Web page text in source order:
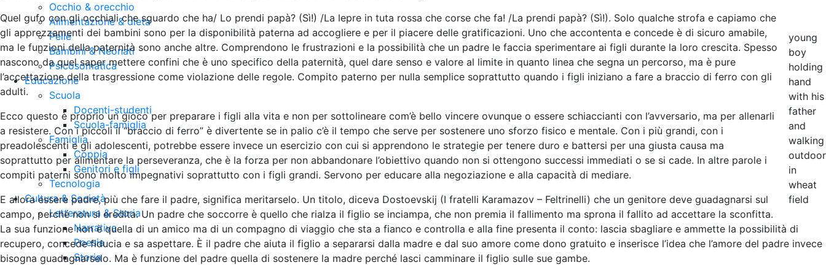
Occhio & orecchio
Alimentazione & dieta
Pelle
Bambini & Neonati
Psicosomatica
Educazione
Scuola
Docenti-studenti
Scuola-famiglia
Famiglia
Coppia
Genitori e figli
Tecnologia
Cultura & Società
Letteratura & Storia
Narrativa
Poesia
Storia
young
boy
holding
hand
with his
father
and
walking
outdoor
in
wheat
field
Quel gufo con gli occhiali che sguardo che ha/ Lo prendi papà? (Sì!) /La lepre in tuta rossa che corse che fa! /La prendi papà? (Sì!). Solo qualche strofa e capiamo che
gli apprezzamenti dei bambini sono per la disponibilità paterna ad accogliere e per il piacere delle gratificazioni. Uno che accontenta e concede è di sicuro amabile,
ma le funzioni della paternità sono anche altre. Comprendono le frustrazioni e la possibilità che un padre le faccia sperimentare ai figli durante la loro crescita. Spesso
nascono da quel saper mettere confini che è uno specifico della paternità, quel dare senso e valore al limite in quanto linea che segna un percorso, ma è pure
l’accettazione della trasgressione come violazione delle regole. Compito paterno per nulla semplice soprattutto quando i figli iniziano a fare a braccio di ferro con gli
adulti.
Ecco questo è proprio un gioco per preparare i figli alla vita e non per sottolineare com’è bello vincere ovunque o essere schiaccianti con l’avversario, ma per allenarli
a resistere. Con i piccoli il “braccio di ferro” è divertente se in palio c’è il tempo che serve per sostenere uno sforzo fisico e mentale. Con i più grandi, con i
preadolescenti e gli adolescenti, potrebbe essere invece un esercizio con cui si apprendono le strategie per tenere duro e battersi per una giusta causa ma
soprattutto per alimentare la perseveranza, che è la forza per non abbandonare l’obiettivo quando non si ottengono successi immediati o se si cade. In altre parole i
compiti paterni sono molto impegnativi soprattutto con i figli grandi. Servono per educare alla negoziazione e alla capacità di mediare.
E allora essere padre, più che fare il padre, significa meritarselo. Un titolo, diceva Dostoevskij (I fratelli Karamazov – Feltrinelli) che un genitore deve guadagnarsi sul
campo, perché non si eredita. Un padre che soccorre è quello che rialza il figlio se inciampa, che non premia il fallimento ma sprona il fallito ad accettare la sconfitta.
La sua funzione non è quella di un amico ma di un compagno di viaggio che sta a fianco e controlla e alla fine presenta il conto: lascia sbagliare e ammette la possibilità di
recupero, concede fiducia e sa aspettare. È il padre che aiuta il figlio a separarsi dalla madre e dal suo amore come dono gratuito e inserisce l’idea che l’amore del padre invece
bisogna guadagnarselo. Ma è funzione del padre quella di sostenere la madre perché lasci camminare il figlio sulle sue gambe.